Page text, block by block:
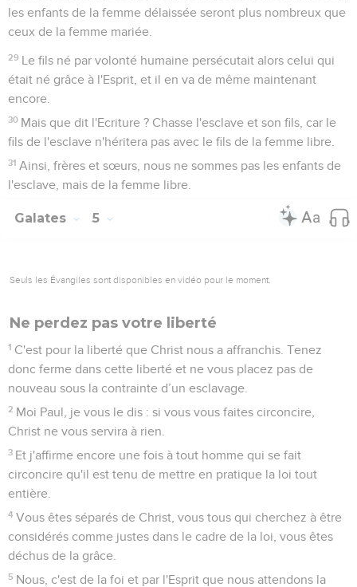
les enfants de la femme délaissée seront plus nombreux que
ceux de la femme mariée.
29 Le fils né par volonté humaine persécutait alors celui qui
était né grâce à l'Esprit, et il en va de même maintenant
encore.
30 Mais que dit l'Ecriture ? Chasse l'esclave et son fils, car le
fils de l'esclave n'héritera pas avec le fils de la femme libre.
31 Ainsi, frères et sœurs, nous ne sommes pas les enfants de
l'esclave, mais de la femme libre.
Galates 5
Seuls les Évangiles sont disponibles en vidéo pour le moment.
Ne perdez pas votre liberté
1 C'est pour la liberté que Christ nous a affranchis. Tenez
donc ferme dans cette liberté et ne vous placez pas de
nouveau sous la contrainte d’un esclavage.
2 Moi Paul, je vous le dis : si vous vous faites circoncire,
Christ ne vous servira à rien.
3 Et j'affirme encore une fois à tout homme qui se fait
circoncire qu'il est tenu de mettre en pratique la loi tout
entière.
4 Vous êtes séparés de Christ, vous tous qui cherchez à être
considérés comme justes dans le cadre de la loi, vous êtes
déchus de la grâce.
5 Nous, c'est de la foi et par l'Esprit que nous attendons la